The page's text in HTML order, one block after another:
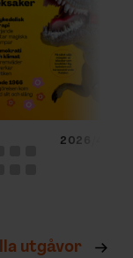
2026/4
utgåvor